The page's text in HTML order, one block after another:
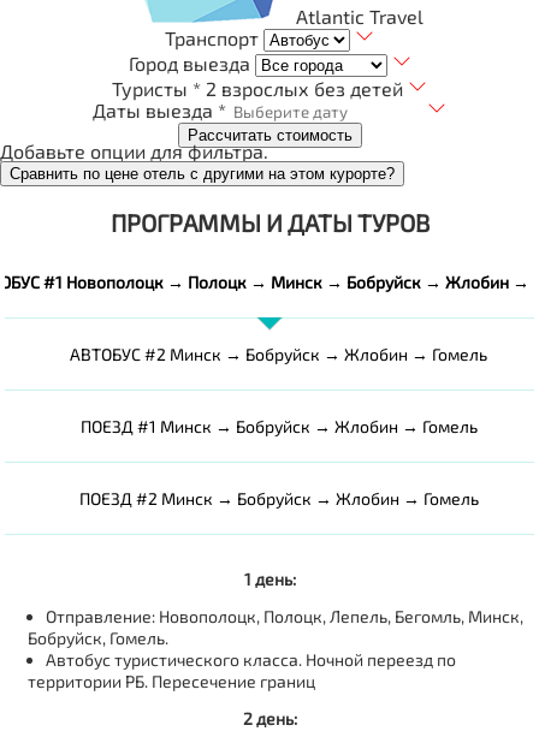
Atlantic Travel
Транспорт
Город выезда
Туристы * 2 взрослых без детей
Даты выезда *
Рассчитать стоимость
Добавьте опции для фильтра.
Сравнить по цене отель с другими на этом курорте?
ПРОГРАММЫ И ДАТЫ ТУРОВ
#1 Новополоцк → Полоцк → Минск → Бобруйск → Жлобин →
АВТОБУС #2 Минск → Бобруйск → Жлобин → Гомель
ПОЕЗД #1 Минск → Бобруйск → Жлобин → Гомель
ПОЕЗД #2 Минск → Бобруйск → Жлобин → Гомель
1 день:
Отправление: Новополоцк, Полоцк, Лепель, Бегомль, Минск,
Бобруйск, Гомель.
Автобус туристического класса. Ночной переезд по
территории РБ. Пересечение границ
2 день: